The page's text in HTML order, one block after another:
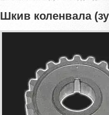
Шкив коленвала